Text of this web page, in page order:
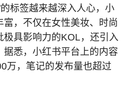
标签越来越深入人心，小
，不仅在女性美妆、时尚
极具影响力的KOL，还引入
据悉，小红书平台上的内容
万，笔记的发布量也超过